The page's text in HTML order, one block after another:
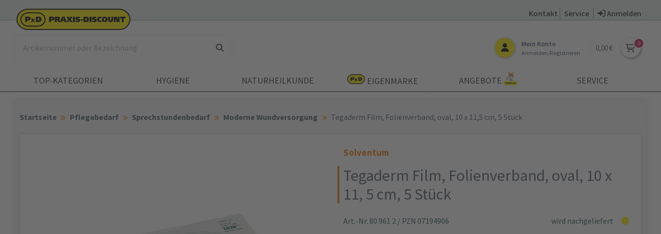
Kontakt Service Anmelden
Mein Konto
Anmelden/Registrieren
0,00 €
TOP-KATEGORIEN HYGIENE NATURHEILKUNDE EIGENMARKE ANGEBOTE SERVICE
Startseite Pflegebedarf Sprechstundenbedarf Moderne Wundversorgung Tegaderm Film, Folienverband, oval, 10 x 11,5 cm, 5 Stück
Solventum
Tegaderm Film, Folienverband, oval, 10 x
11, 5 cm, 5 Stück
Art.-Nr. 80 961 2 / PZN 07194906 wird nachgeliefert